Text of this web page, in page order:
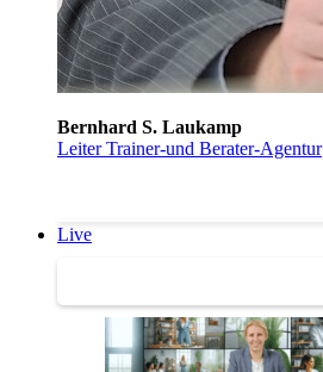
Bernhard S. Laukamp
Leiter Trainer-und Berater-Agentur
Live